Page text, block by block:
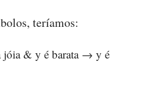
teríamos:
& y é barata → y é